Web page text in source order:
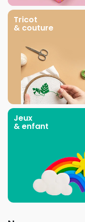
Tricot
& couture
Jeux
& enfant